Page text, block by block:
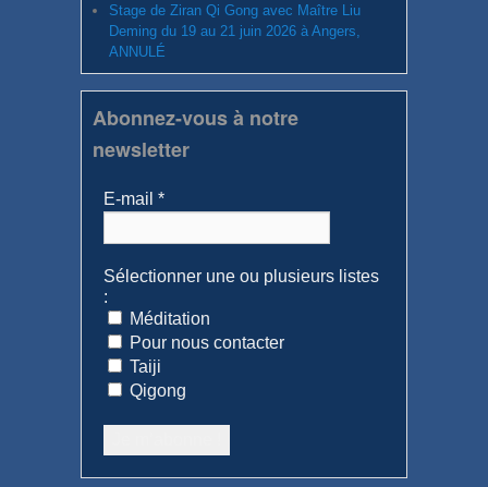
Stage de Ziran Qi Gong avec Maître Liu
Deming du 19 au 21 juin 2026 à Angers,
ANNULÉ
Abonnez-vous à notre
newsletter
E-mail *
Sélectionner une ou plusieurs listes
:
Méditation
Pour nous contacter
Taiji
Qigong